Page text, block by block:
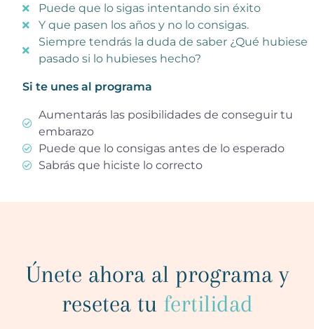
Puede que lo sigas intentando sin éxito
Y que pasen los años y no lo consigas.
Siempre tendrás la duda de saber ¿Qué hubiese
pasado si lo hubieses hecho?
Si te unes al programa
Aumentarás las posibilidades de conseguir tu
embarazo
Puede que lo consigas antes de lo esperado
Sabrás que hiciste lo correcto
Únete ahora al programa y
resetea tu fertilidad